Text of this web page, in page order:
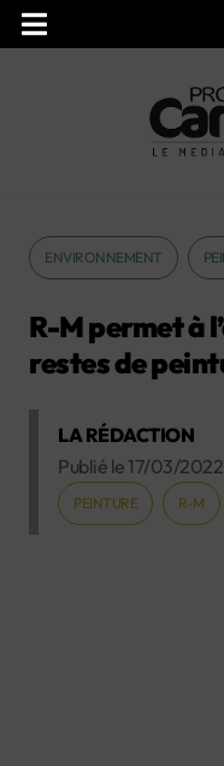
ENVIRONNEMENT
R-M permet à
restes de
LA RÉDACTION
Publié le 17/03/2022
PEINTURE R-M